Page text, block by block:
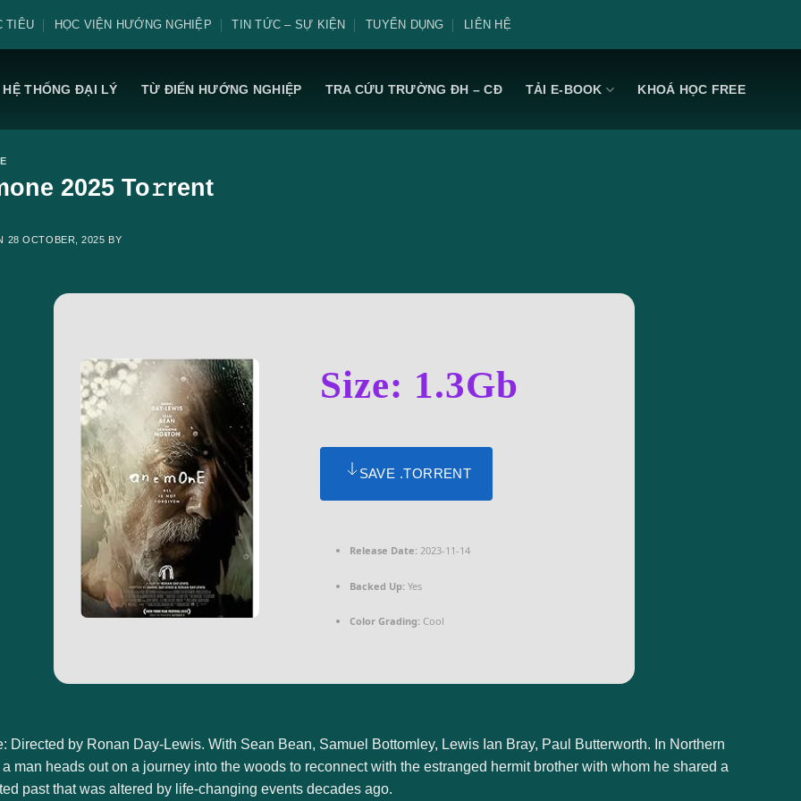
TIÊU HỌC VIỆN HƯỚNG NGHIỆP TIN TỨC – SỰ KIỆN TUYỂN DỤNG LIÊN HỆ
HỆ THỐNG ĐẠI LÝ TỪ ĐIỂN HƯỚNG NGHIỆP TRA CỨU TRƯỜNG ĐH – CĐ TẢI E-BOOK KHOÁ HỌC FREE
2025 To𝚛rent
28 OCTOBER, 2025 BY
Size: 1.3Gb
SAVE .TORRENT
Release Date:2023-11-14
Backed Up:Yes
Color Grading:Cool
Directed by Ronan Day-Lewis. With Sean Bean, Samuel Bottomley, Lewis Ian Bray, Paul Butterworth. In Northern
man heads out on a journey into the woods to reconnect with the estranged hermit brother with whom he shared a
past that was altered by life-changing events decades ago.